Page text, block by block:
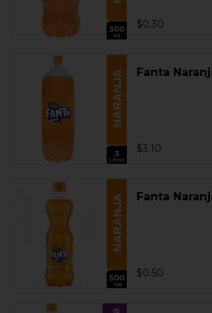
$0.30
Fanta
$3.10
Fanta
$0.50